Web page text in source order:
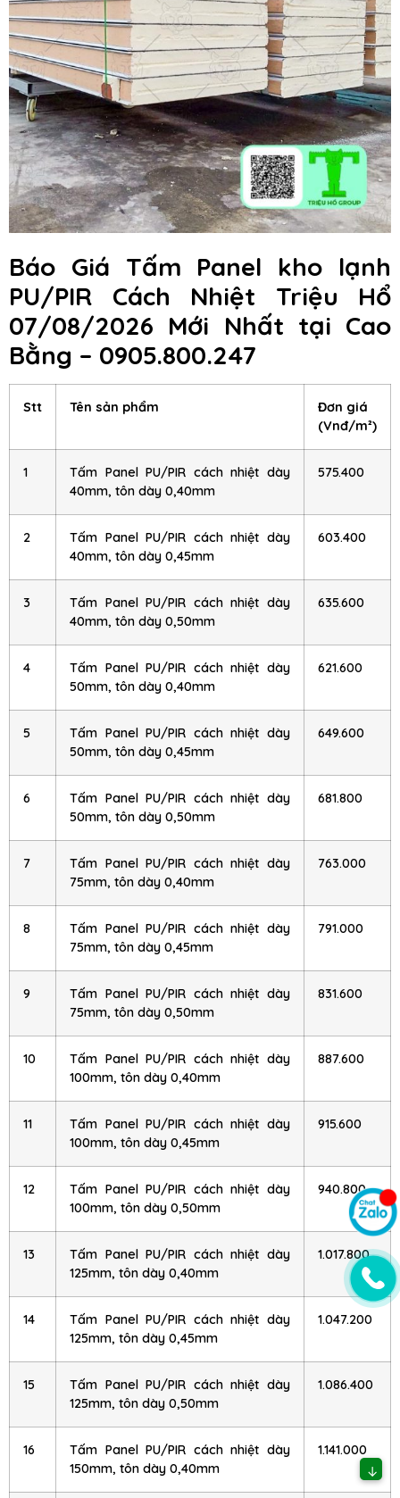
Báo Giá Tấm Panel kho lạnh
PU/PIR Cách Nhiệt Triệu Hổ
07/08/2026 Mới Nhất tại Cao
Bằng – 0905.800.247
Stt Tên sản phẩm
Đơn giá
(Vnđ/m²)
1
Tấm Panel PU/PIR cách nhiệt dày
40mm, tôn dày 0,40mm
575.400
2
Tấm Panel PU/PIR cách nhiệt dày
40mm, tôn dày 0,45mm
603.400
3
Tấm Panel PU/PIR cách nhiệt dày
40mm, tôn dày 0,50mm
635.600
4
Tấm Panel PU/PIR cách nhiệt dày
50mm, tôn dày 0,40mm
621.600
5
Tấm Panel PU/PIR cách nhiệt dày
50mm, tôn dày 0,45mm
649.600
6
Tấm Panel PU/PIR cách nhiệt dày
50mm, tôn dày 0,50mm
681.800
7
Tấm Panel PU/PIR cách nhiệt dày
75mm, tôn dày 0,40mm
763.000
8
Tấm Panel PU/PIR cách nhiệt dày
75mm, tôn dày 0,45mm
791.000
9
Tấm Panel PU/PIR cách nhiệt dày
75mm, tôn dày 0,50mm
831.600
10
Tấm Panel PU/PIR cách nhiệt dày
100mm, tôn dày 0,40mm
887.600
11
Tấm Panel PU/PIR cách nhiệt dày
100mm, tôn dày 0,45mm
915.600
12
Tấm Panel PU/PIR cách nhiệt dày
100mm, tôn dày 0,50mm
940.800
13
Tấm Panel PU/PIR cách nhiệt dày
125mm, tôn dày 0,40mm
1.017.800
14
Tấm Panel PU/PIR cách nhiệt dày
125mm, tôn dày 0,45mm
1.047.200
15
Tấm Panel PU/PIR cách nhiệt dày
125mm, tôn dày 0,50mm
1.086.400
16
Tấm Panel PU/PIR cách nhiệt dày
150mm, tôn dày 0,40mm
1.141.000
↓